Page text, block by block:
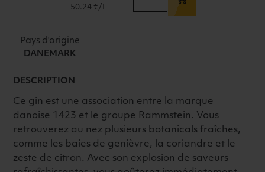
RAMMSTEIN
50.24 €/L
Pays d'origine
DANEMARK
DESCRIPTION
Ce gin est une association entre la marque
danoise 1423 et le groupe Rammstein. Vous
retrouverez au nez plusieurs botanicals fraîches,
comme les baies de genièvre, la coriandre et le
zeste de citron. Avec son explosion de saveurs